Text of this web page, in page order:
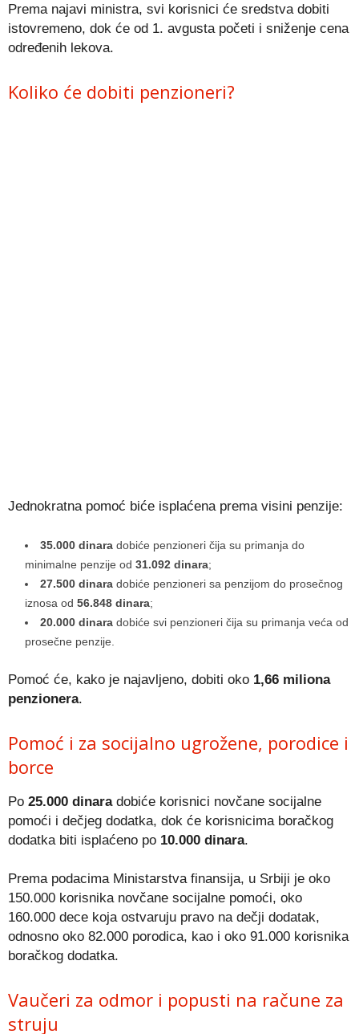
Prema najavi ministra, svi korisnici će sredstva dobiti
istovremeno, dok će od 1. avgusta početi i sniženje cena
određenih lekova.
Koliko će dobiti penzioneri?
Jednokratna pomoć biće isplaćena prema visini penzije:
35.000 dinara dobiće penzioneri čija su primanja do
minimalne penzije od 31.092 dinara;
27.500 dinara dobiće penzioneri sa penzijom do prosečnog
iznosa od 56.848 dinara;
20.000 dinara dobiće svi penzioneri čija su primanja veća od
prosečne penzije.
Pomoć će, kako je najavljeno, dobiti oko 1,66 miliona
penzionera.
Pomoć i za socijalno ugrožene, porodice i
borce
Po 25.000 dinaradobiće korisnici novčane socijalne
pomoći i dečjeg dodatka, dok će korisnicima boračkog
dodatka biti isplaćeno po 10.000 dinara.
Prema podacima Ministarstva finansija, u Srbiji je oko
150.000 korisnika novčane socijalne pomoći, oko
160.000 dece koja ostvaruju pravo na dečji dodatak,
odnosno oko 82.000 porodica, kao i oko 91.000 korisnika
boračkog dodatka.
Vaučeri za odmor i popusti na račune za
struju